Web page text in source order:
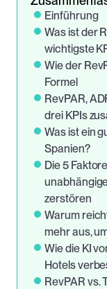
Einführung
Was ist der
wichtigste
Wie der
Formel
RevPAR,
drei KPIs
Was ist ein
Spanien?
Die 5
zerstören
Warum
mehr aus,
Wie die KI
Hotels
RevPAR vs.